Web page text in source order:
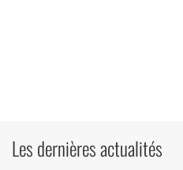
Les dernières actualités